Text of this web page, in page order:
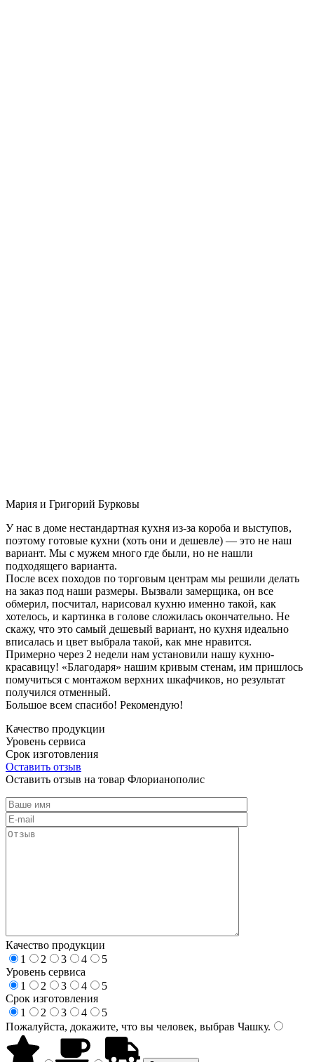
Мария и Григорий Бурковы
У нас в доме нестандартная кухня из-за короба и выступов,
поэтому готовые кухни (хоть они и дешевле) — это не наш
вариант. Мы с мужем много где были, но не нашли
подходящего варианта.
После всех походов по торговым центрам мы решили делать
на заказ под наши размеры. Вызвали замерщика, он все
обмерил, посчитал, нарисовал кухню именно такой, как
хотелось, и картинка в голове сложилась окончательно. Не
скажу, что это самый дешевый вариант, но кухня идеально
вписалась и цвет выбрала такой, как мне нравится.
Примерно через 2 недели нам установили нашу кухню-
красавицу! «Благодаря» нашим кривым стенам, им пришлось
помучиться с монтажом верхних шкафчиков, но результат
получился отменный.
Большое всем спасибо! Рекомендую!
Качество продукции
Уровень сервиса
Срок изготовления
Оставить отзыв
Оставить отзыв на товар Флорианополис
Качество продукции
1
2 3 4
5
Уровень сервиса
1
2 3 4
5
Срок изготовления
1
2 3 4
5
Пожалуйста, докажите, что вы человек, выбрав Чашку.